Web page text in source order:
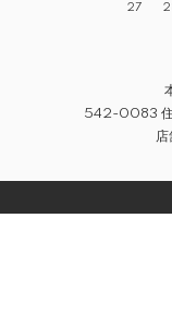
27
542-0083 住